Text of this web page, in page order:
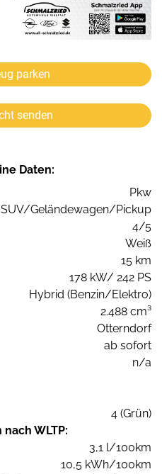
parken
senden
Daten:
Pkw
SUV/Geländewagen/Pickup
4/5
Weiß
15 km
178 kW/ 242 PS
Hybrid (Benzin/Elektro)
2.488 cm³
Otterndorf
ab sofort
n/a
4 (Grün)
WLTP:
3,1 l/100km
10,5 kWh/100km